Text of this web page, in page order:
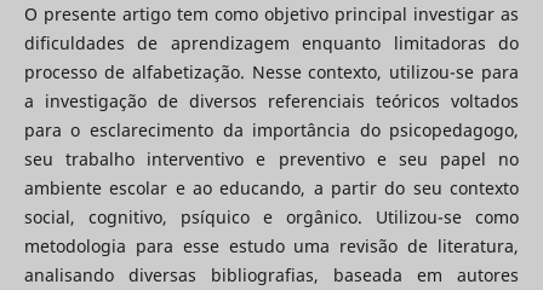
O presente artigo tem como objetivo principal investigar as
dificuldades de aprendizagem enquanto limitadoras do
processo de alfabetização. Nesse contexto, utilizou-se para
a investigação de diversos referenciais teóricos voltados
para o esclarecimento da importância do psicopedagogo,
seu trabalho interventivo e preventivo e seu papel no
ambiente escolar e ao educando, a partir do seu contexto
social, cognitivo, psíquico e orgânico. Utilizou-se como
metodologia para esse estudo uma revisão de literatura,
analisando diversas bibliografias, baseada em autores